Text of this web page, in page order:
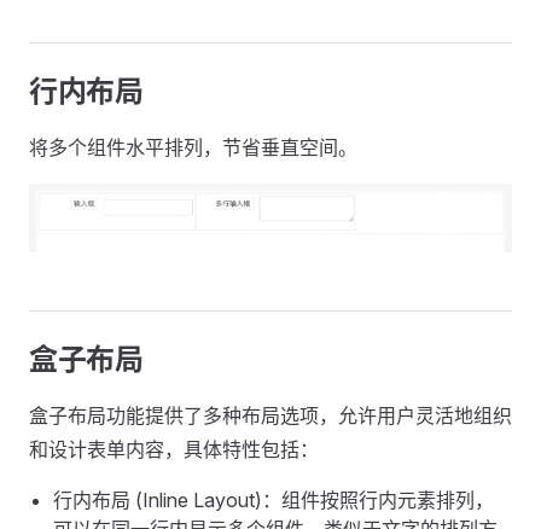
行内布局
将多个组件水平排列，节省垂直空间。
盒子布局
盒子布局功能提供了多种布局选项，允许用户灵活地组织
和设计表单内容，具体特性包括：
行内布局 (Inline Layout)：组件按照行内元素排列，